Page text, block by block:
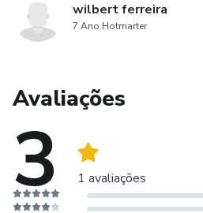
wilbert ferreira
7 Ano Hotmarter
Avaliações
3 1 avaliações